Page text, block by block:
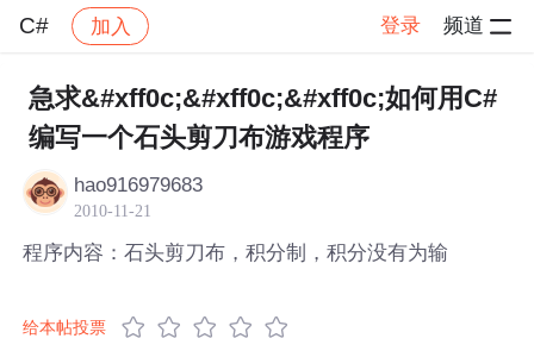
C# 加入 登录 频道
社区 C# 帖子详情
急求&#xff0c;&#xff0c;&#xff0c;如何用C#
编写一个石头剪刀布游戏程序
hao916979683
2010-11-21
程序内容：石头剪刀布，积分制，积分没有为输
给本帖投票